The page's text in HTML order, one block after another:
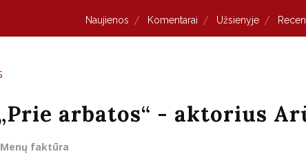
Naujienos Komentarai Užsienyje
arbatos“ - aktorius
Menų faktūra